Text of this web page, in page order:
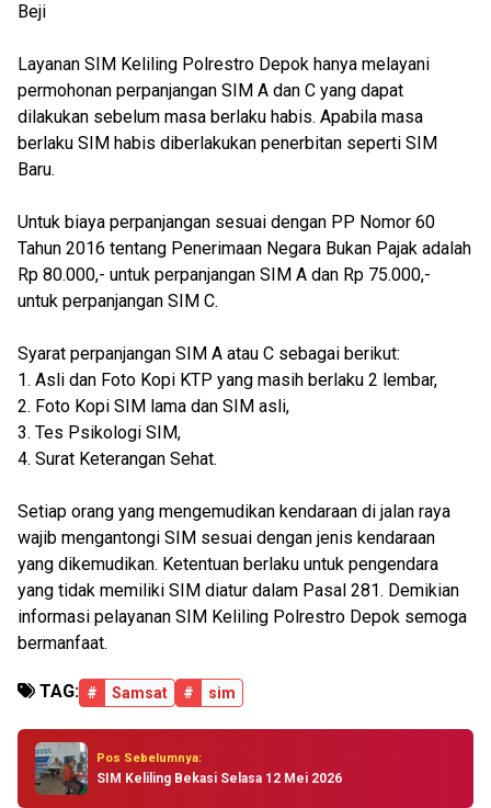
Beji
Layanan SIM Keliling Polrestro Depok hanya melayani
permohonan perpanjangan SIM A dan C yang dapat
dilakukan sebelum masa berlaku habis. Apabila masa
berlaku SIM habis diberlakukan penerbitan seperti SIM
Baru.
Untuk biaya perpanjangan sesuai dengan PP Nomor 60
Tahun 2016 tentang Penerimaan Negara Bukan Pajak adalah
Rp 80.000,- untuk perpanjangan SIM A dan Rp 75.000,-
untuk perpanjangan SIM C.
Syarat perpanjangan SIM A atau C sebagai berikut:
1. Asli dan Foto Kopi KTP yang masih berlaku 2 lembar,
2. Foto Kopi SIM lama dan SIM asli,
3. Tes Psikologi SIM,
4. Surat Keterangan Sehat.
Setiap orang yang mengemudikan kendaraan di jalan raya
wajib mengantongi SIM sesuai dengan jenis kendaraan
yang dikemudikan. Ketentuan berlaku untuk pengendara
yang tidak memiliki SIM diatur dalam Pasal 281. Demikian
informasi pelayanan SIM Keliling Polrestro Depok semoga
bermanfaat.
TAG: # Samsat # sim
Pos Sebelumnya:
SIM Keliling Bekasi Selasa 12 Mei 2026